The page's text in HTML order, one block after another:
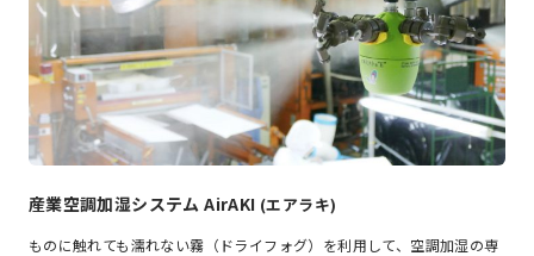
産業空調加湿システム AirAKI (エアラキ)
ものに触れても濡れない霧（ドライフォグ）を利用して、空調加湿の専